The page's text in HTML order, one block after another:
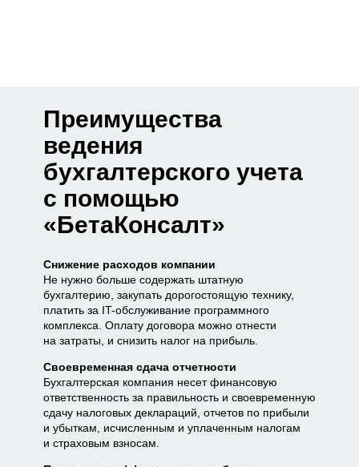
Преимущества
ведения
бухгалтерского учета
с помощью
«БетаКонсалт»
Снижение расходов компании
Не нужно больше содержать штатную
бухгалтерию, закупать дорогостоящую технику,
платить за IT-обслуживание программного
комплекса. Оплату договора можно отнести
на затраты, и снизить налог на прибыль.
Своевременная сдача отчетности
Бухгалтерская компания несет финансовую
ответственность за правильность и своевременную
сдачу налоговых деклараций, отчетов по прибыли
и убыткам, исчисленным и уплаченным налогам
и страховым взносам.